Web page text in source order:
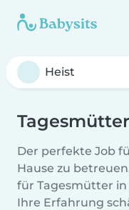
Der perfekte Job
Hause zu
für Tagesmütter in
Ihre Erfahrung